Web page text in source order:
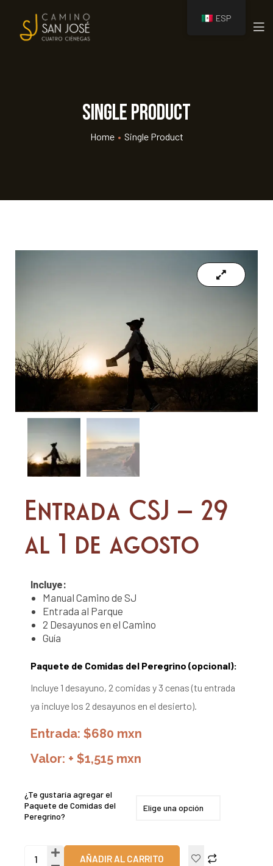
Single Product
Home • Single Product
Entrada CSJ – 29
al 1 de agosto
Incluye:
Manual Camino de SJ
Entrada al Parque
2 Desayunos en el Camino
Guía
Paquete de Comidas del Peregrino (opcional):
Incluye 1 desayuno, 2 comidas y 3 cenas (tu entrada
ya incluye los 2 desayunos en el desierto).
Entrada: $680 mxn
Valor: + $1,515 mxn
¿Te gustaría agregar el
Paquete de Comidas del
Peregrino?
AÑADIR AL CARRITO
ESP